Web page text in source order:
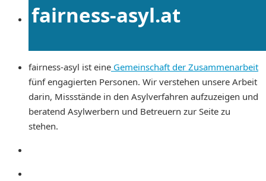
fairness-asyl.at
fairness-asyl ist eine Gemeinschaft der Zusammenarbeit
fünf engagierten Personen. Wir verstehen unsere Arbeit
darin, Missstände in den Asylverfahren aufzuzeigen und
beratend Asylwerbern und Betreuern zur Seite zu
stehen.